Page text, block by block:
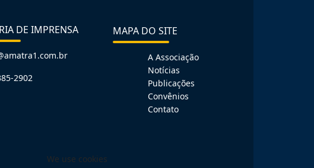
DE IMPRENSA
2902
MAPA DO SITE
A Associação
Notícias
Publicações
Convênios
Contato
We use cookies